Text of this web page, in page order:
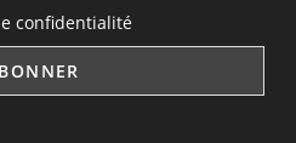
confidentialité